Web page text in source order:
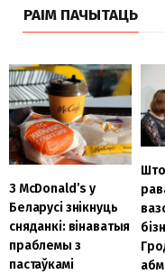
РАІМ ПАЧЫТАЦЬ
З McDonald’s у
Беларусі знікнуць
сняданкі: вінаватыя
праблемы з
пастаўкамі